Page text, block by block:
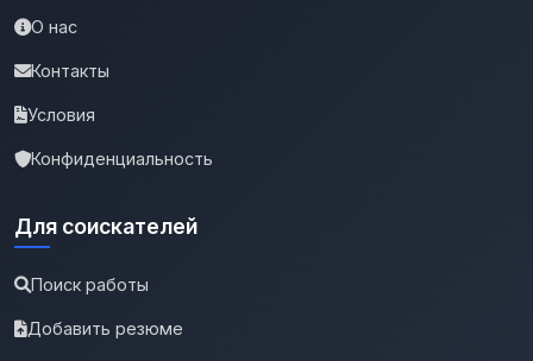
О нас
Контакты
Условия
Конфиденциальность
Для соискателей
Поиск работы
Добавить резюме